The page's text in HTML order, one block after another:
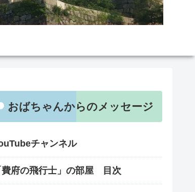
おばちゃんからのメッセージ
チャンネル
費府の飛行士」の部屋 目次